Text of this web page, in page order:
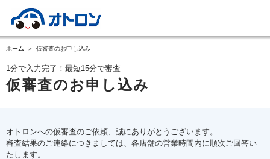
ホーム 仮審査のお申し込み
1分で入力完了！最短15分で審査
仮審査のお申し込み
オトロンへの仮審査のご依頼、誠にありがとうございます。
審査結果のご連絡につきましては、各店舗の営業時間内に順次ご回答い
たします。